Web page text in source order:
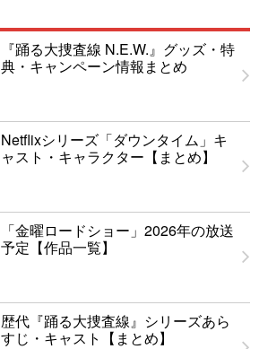
『踊る大捜査線 N.E.W.』グッズ・特
典・キャンペーン情報まとめ
Netflixシリーズ「ダウンタイム」キ
ャスト・キャラクター【まとめ】
「金曜ロードショー」2026年の放送
予定【作品一覧】
歴代『踊る大捜査線』シリーズあら
すじ・キャスト【まとめ】